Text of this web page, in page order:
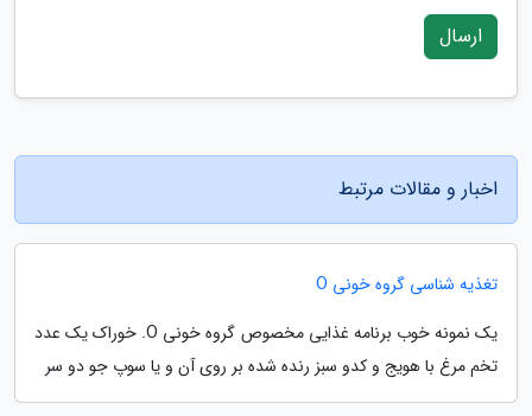
ارسال
اخبار و مقالات مرتبط
تغذیه شناسی گروه خونی O
یک نمونه خوب برنامه غذایی مخصوص گروه خونی O. خوراک یک عدد
تخم مرغ با هویج و کدو سبز رنده شده بر روی آن و یا سوپ جو دو سر